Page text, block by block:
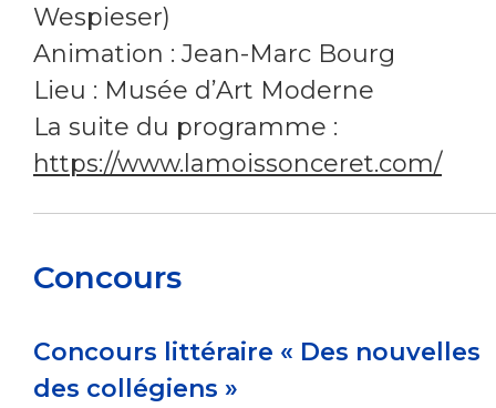
Wespieser)
Animation : Jean-Marc Bourg
Lieu : Musée d’Art Moderne
La suite du programme :
https://www.lamoissonceret.com/
Concours
Concours littéraire « Des nouvelles
des collégiens »